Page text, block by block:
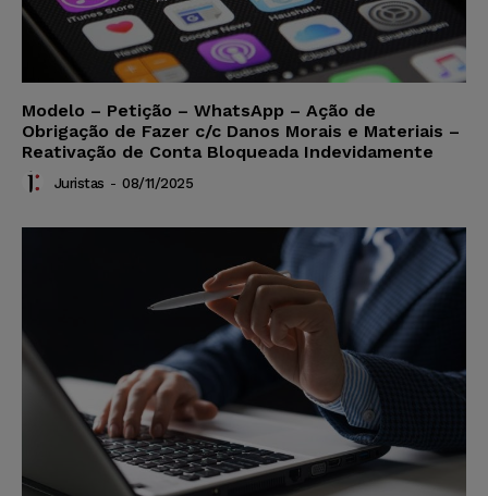
Modelo – Petição – WhatsApp – Ação de
Obrigação de Fazer c/c Danos Morais e Materiais –
Reativação de Conta Bloqueada Indevidamente
Juristas - 08/11/2025